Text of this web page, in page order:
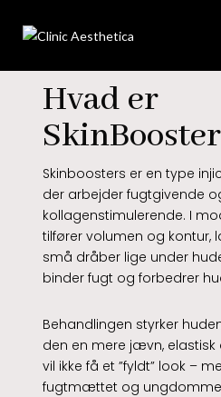
Behandlinger
Kontakt
Hvad er
Skinboosters er en type
der arbejder fugtgivende
kollagenstimulerende. I
tilfører volumen og
små dråber lige under
binder fugt og forbedrer
Behandlingen styrker
den en mere jævn,
vil ikke få et ”fyldt” look –
fugtmættet og